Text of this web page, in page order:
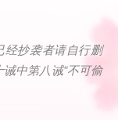
经抄袭者请自行删
诫中第八诫“不可偷